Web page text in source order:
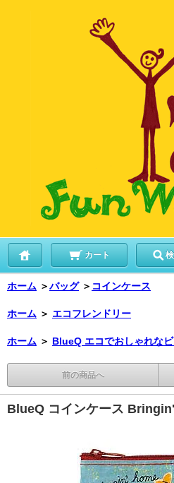
カート
ホーム ＞バッグ ＞ コインケース
ホーム ＞ エコフレンドリー
ホーム ＞ BlueQ エコでおしゃれな
前の商品へ
BlueQ コインケース